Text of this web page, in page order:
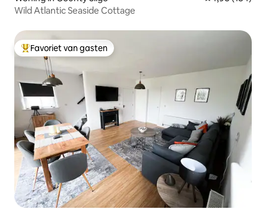
Wild Atlantic Seaside Cottage
Topfavoriet van gasten
Favoriet van gasten